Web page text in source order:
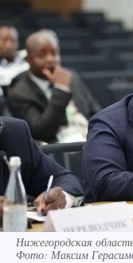
Нижегородская
Фото: Максим